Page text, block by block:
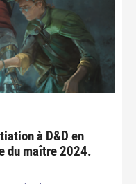
à D&D en
du maître 2024.